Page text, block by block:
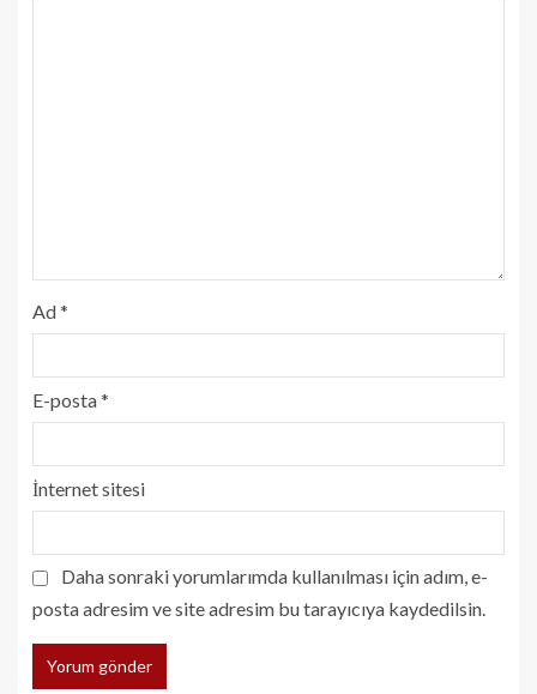
Ad*
E-posta*
İnternet sitesi
Daha sonraki yorumlarımda kullanılması için adım, e-
posta adresim ve site adresim bu tarayıcıya kaydedilsin.